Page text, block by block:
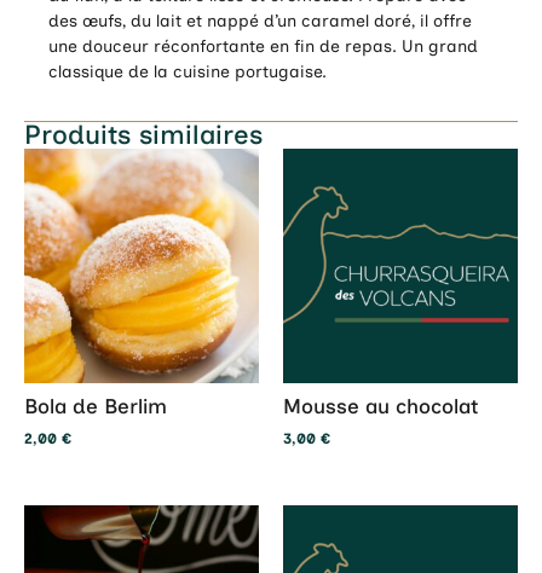
des œufs, du lait et nappé d’un caramel doré, il offre
une douceur réconfortante en fin de repas. Un grand
classique de la cuisine portugaise.
Produits similaires
Bola de Berlim
2,00 €
Mousse au chocolat
3,00 €